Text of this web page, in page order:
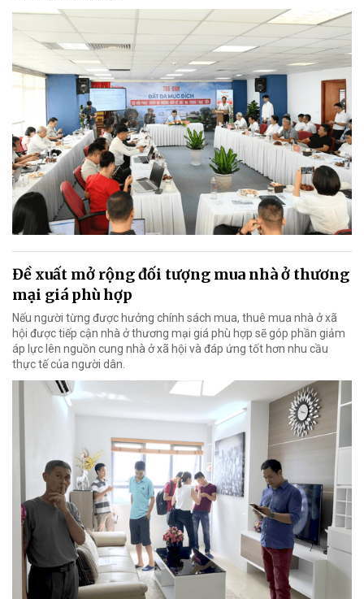
Đề xuất mở rộng đối tượng mua nhà ở thương
mại giá phù hợp
Nếu người từng được hưởng chính sách mua, thuê mua nhà ở xã
hội được tiếp cận nhà ở thương mại giá phù hợp sẽ góp phần giảm
áp lực lên nguồn cung nhà ở xã hội và đáp ứng tốt hơn nhu cầu
thực tế của người dân.